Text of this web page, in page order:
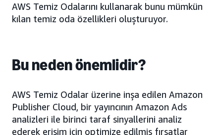
AWS Temiz Odalarını kullanarak bunu mümkün
kılan temiz oda özellikleri oluşturuyor.
Bu neden önemlidir?
AWS Temiz Odalar üzerine inşa edilen Amazon
Publisher Cloud, bir yayıncının Amazon Ads
analizleri ile birinci taraf sinyallerini analiz
ederek erişim için optimize edilmiş fırsatlar